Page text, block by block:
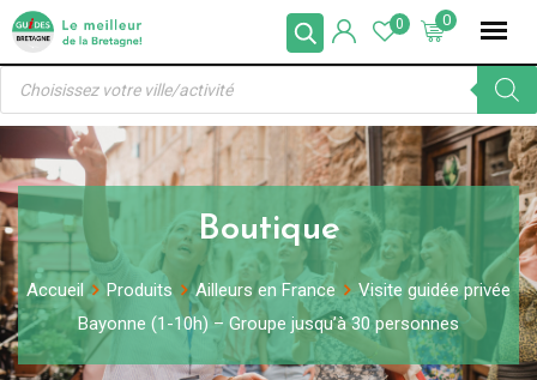
Skip
content
0
0
Recherche
produits
Boutique
Accueil Produits Ailleurs en France
Visite guidée privée
Bayonne (1-10h) – Groupe jusqu’à 30 personnes